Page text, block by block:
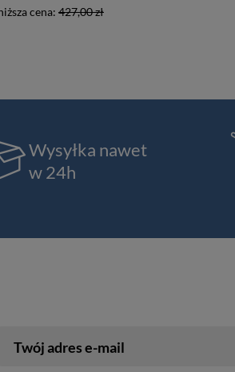
cena: 427,00 zł
Wysyłka nawet
w 24h
Twój adres e-mail